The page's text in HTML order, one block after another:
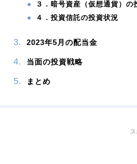
３．暗号資産（仮想通貨）の
４．投資信託の投資状況
2023年5月の配当金
当面の投資戦略
まとめ